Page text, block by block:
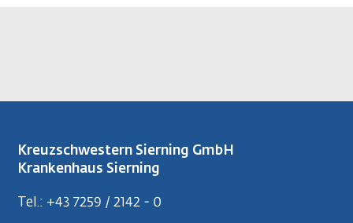
Kreuzschwestern Sierning GmbH
Krankenhaus Sierning
Tel.: +43 7259 / 2142 - 0